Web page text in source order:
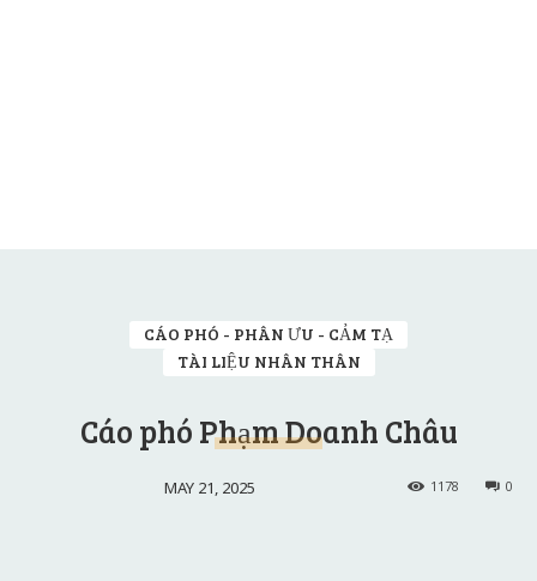
CÁO PHÓ - PHÂN ƯU - CẢM TẠ
TÀI LIỆU NHÂN THÂN
Cáo phó Phạm Doanh Châu
MAY 21, 2025 0
1178